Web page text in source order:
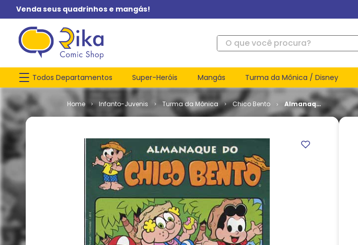
Venda seus quadrinhos e mangás!
O que você procura?
Todos Departamentos Super-Heróis Mangás Turma da Mônica / Disney
Infanto-Juvenis Turma da Mônica Chico Bento
Almanaque
do Chico